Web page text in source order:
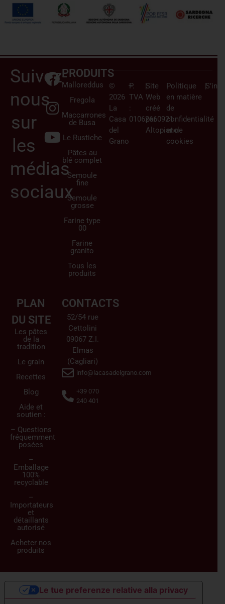
Suivez-
nous
sur
les
médias
sociaux
PRODUITS
Malloreddus
Fregola
Maccarrones
de Busa
Le Rustiche
Pâtes au
blé complet
Semoule
fine
Semoule
grosse
Farine type
00
Farine
granito
Tous les
produits
PLAN
DU SITE
Les pâtes
de la
tradition
Le grain
Recettes
Blog
Aide et
soutien :
– Questions
fréquemment
posées
–
Emballage
100%
recyclable
–
Importateurs
et
détaillants
autorisé
Acheter nos
produits
CONTACTS
52/54 rue
Cettolini
09067 Z.I.
Elmas
(Cagliari)
info@lacasadelgrano.com
+39 070
240 401
©
2026
La
Casa
del
Grano
–
P.
TVA
:
01062660921
|Site
Web
créé
par
Altopiano
|Politique
en matière
de
confidentialité
et de
cookies
|
Le tue preferenze relative alla privacy